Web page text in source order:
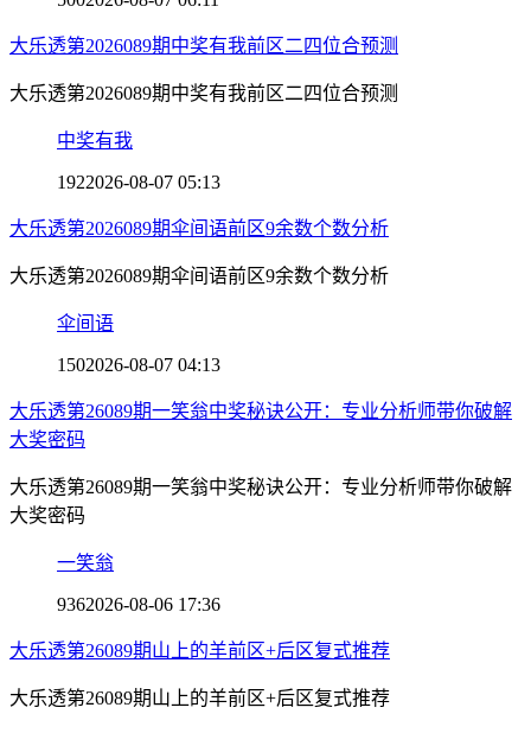
大乐透第2026089期中奖有我前区二四位合预测
大乐透第2026089期中奖有我前区二四位合预测
中奖有我
1922026-08-07 05:13
大乐透第2026089期伞间语前区9余数个数分析
大乐透第2026089期伞间语前区9余数个数分析
伞间语
1502026-08-07 04:13
大乐透第26089期一笑翁中奖秘诀公开：专业分析师带你破解
大奖密码
大乐透第26089期一笑翁中奖秘诀公开：专业分析师带你破解
大奖密码
一笑翁
9362026-08-06 17:36
大乐透第26089期山上的羊前区+后区复式推荐
大乐透第26089期山上的羊前区+后区复式推荐